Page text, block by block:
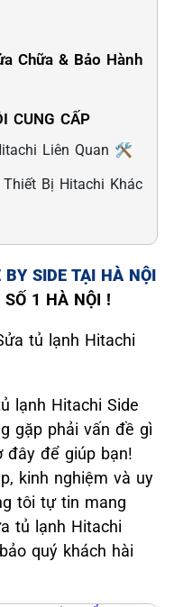
Chữa & Bảo Hành
CUNG CẤP
Liên Quan 🛠️
Bị Hitachi Khác
SIDE TẠI HÀ NỘI
SỐ 1 HÀ NỘI !
tủ lạnh Hitachi
lạnh Hitachi Side
gặp phải vấn đề gì
đây để giúp bạn!
kinh nghiệm và uy
tôi tự tin mang
tủ lạnh Hitachi
quý khách hài